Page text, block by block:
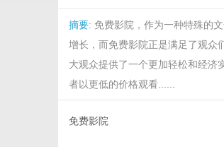
摘要: 免费影院，作为一种特殊的
增长，而免费影院正是满足了观众
大观众提供了一个更加轻松和经济
者以更低的价格观看......
免费影院